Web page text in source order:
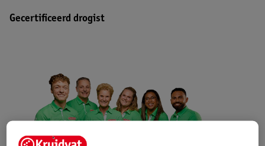
Gecertificeerd drogist